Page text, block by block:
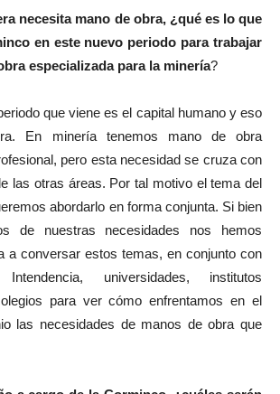
necesita mano de obra, ¿qué es lo que
en este nuevo periodo para trabajar
especializada para la minería?
que viene es el capital humano y eso
En minería tenemos mano de obra
pero esta necesidad se cruza con
las otras áreas. Por tal motivo el tema del
abordarlo en forma conjunta. Si bien
de nuestras necesidades nos hemos
a conversar estos temas, en conjunto con
universidades, institutos
para ver cómo enfrentamos en el
las necesidades de manos de obra que